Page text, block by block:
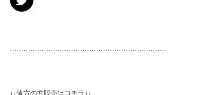
……………………………………………………………
↓↓遠方の方販売はコチラ↓↓